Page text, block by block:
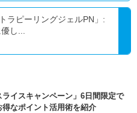
ラピーリングジェルPN」:
し...
イスキャンペーン」6日間限定で
なポイント活用術を紹介